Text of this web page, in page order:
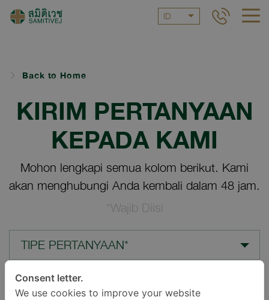
ID
Back to Home
KIRIM PERTANYAAN
KEPADA KAMI
Mohon lengkapi semua kolom berikut. Kami
akan menghubungi Anda kembali dalam 48 jam.
*Wajib Diisi
TIPE PERTANYAAN*
LOKASI*
Consent letter.
We use cookies to improve your website